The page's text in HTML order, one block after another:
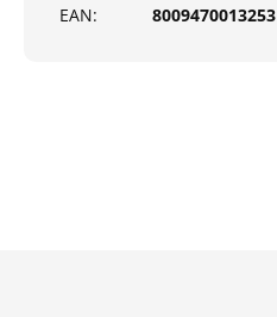
EAN: 8009470013253